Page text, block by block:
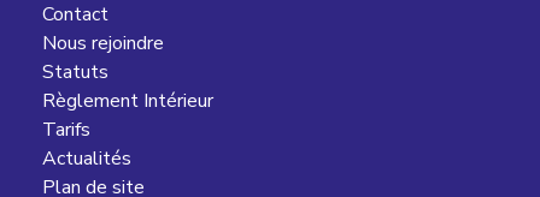
Contact
Nous rejoindre
Statuts
Règlement Intérieur
Tarifs
Actualités
Plan de site